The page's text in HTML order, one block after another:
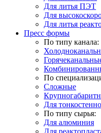
Для литья ПЭТ
Для
Для литья
Пресс формы
По типу канала:
По
Сложные
Для
По типу сырья:
Для алюминия